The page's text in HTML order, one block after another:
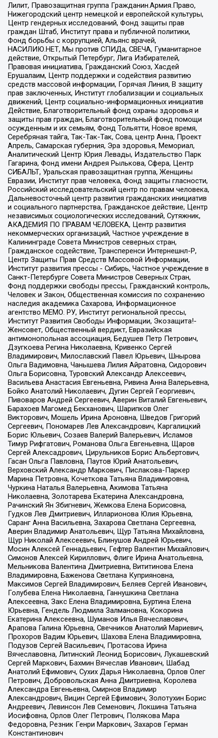
Лилит, Правозащитная группа Гражданин.Армия.Право,
Нижегородский центр немецкой и европейской культуры,
Центр гендерных исследований, Фонд защиты прав
граждан Штаб, Институт права и публичной политики,
Фонд борьбы с коррупцией, Альянс врачей,
НАСИЛИЮ.НЕТ, Мы против СПИДа, СВЕЧА, Гуманитарное
действие, Открытый Петербург, Лига Избирателей,
Правовая инициатива, Гражданский Союз, Хасдей
Ерушалаим, Центр поддержки и содействия развитию
средств массовой информации, Горячая Линия, В защиту
прав заключенных, Институт глобализации и социальных
движений, Центр социально-информационных инициатив
Действие, Благотворительный фонд охраны здоровья и
защиты прав граждан, Благотворительный фонд помощи
осужденным и их семьям, Фонд Тольятти, Новое время,
Серебряная тайга, Так-Так-Так, Сова, центр Анна, Проект
Апрель, Самарская губерния, Эра здоровья, Мемориал,
Аналитический Центр Юрия Левады, Издательство Парк
Гагарина, Фонд имени Андрея Рылькова, Сфера, Центр
СИБАЛЬТ, Уральская правозащитная группа, Женщины
Евразии, Институт прав человека, Фонд защиты гласности,
Российский исследовательский центр по правам человека,
Дальневосточный центр развития гражданских инициатив
и социального партнерства, Гражданское действие, Центр
независимых социологических исследований, Сутяжник,
АКАДЕМИЯ ПО ПРАВАМ ЧЕЛОВЕКА, Центр развития
некоммерческих организаций, Частное учреждение в
Калининграде Совета Министров северных стран,
Гражданское содействие, Трансперенси Интернешнл-Р,
Центр Защиты Прав Средств Массовой Информации,
Институт развития прессы - Сибирь, Частное учреждение в
Санкт-Петербурге Совета Министров Северных Стран,
Фонд поддержки свободы прессы, Гражданский контроль,
Человек и Закон, Общественная комиссия по сохранению
наследия академика Сахарова, Информационное
агентство МЕМО. РУ, Институт региональной прессы,
Институт Развития Свободы Информации, Экозащита!-
Женсовет, Общественный вердикт, Евразийская
антимонопольная ассоциация, Бедушев Петр Петрович,
Дзугкоева Регина Николаевна, Кривенко Сергей
Владимирович, Милославский Павел Юрьевич, Шнырова
Ольга Вадимовна, Чанышева Лилия Айратовна, Сидорович
Ольга Борисовна, Туровский Александр Алексеевич,
Васильева Анастасия Евгеньевна, Ривина Анна Валерьевна,
Бойко Анатолий Николаевич, Дугин Сергей Георгиевич,
Пивоваров Андрей Сергеевич, Аверин Виталий Евгеньевич,
Барахоев Магомед Бекханович, Шарипков Олег
Викторович, Мошель Ирина Ароновна, Шведов Григорий
Сергеевич, Пономарев Лев Александрович, Каргалицкий
Борис Юльевич, Созаев Валерий Валерьевич, Исламов
Тимур Рифгатович, Романова Ольга Евгеньевна, Щаров
Сергей Алексадрович, Цирульников Борис Альбертович,
Гасан Ольга Павловна, Паутов Юрий Анатольевич,
Верховский Александр Маркович, Пислакова-Паркер
Марина Петровна, Кочеткова Татьяна Владимировна,
Чуркина Наталья Валерьевна, Акимова Татьяна
Николаевна, Золотарева Екатерина Александровна,
Рачинский Ян Збигневич, Жемкова Елена Борисовна,
Гудков Лев Дмитриевич, Илларионова Юлия Юрьевна,
Саранг Анна Васильевна, Захарова Светлана Сергеевна,
Аверин Владимир Анатольевич, Щур Татьяна Михайловна,
Щур Николай Алексеевич, Блинушов Андрей Юрьевич,
Мосин Алексей Геннадьевич, Гефтер Валентин Михайлович,
Симонов Алексей Кириллович, Флиге Ирина Анатольевна,
Мельникова Валентина Дмитриевна, Вититинова Елена
Владимировна, Баженова Светлана Куприяновна,
Максимов Сергей Владимирович, Беляев Сергей Иванович,
Голубева Елена Николаевна, Ганнушкина Светлана
Алексеевна, Закс Елена Владимировна, Буртина Елена
Юрьевна, Гендель Людмила Залмановна, Кокорина
Екатерина Алексеевна, Шуманов Илья Вячеславович,
Арапова Галина Юрьевна, Свечников Анатолий Мариевич,
Прохоров Вадим Юрьевич, Шахова Елена Владимировна,
Подузов Сергей Васильевич, Протасова Ирина
Вячеславовна, Литинский Леонид Борисович, Лукашевский
Сергей Маркович, Бахмин Вячеслав Иванович, Шабад
Анатолий Ефимович, Сухих Дарья Николаевна, Орлов Олег
Петрович, Добровольская Анна Дмитриевна, Королева
Александра Евгеньевна, Смирнов Владимир
Александрович, Вицин Сергей Ефимович, Золотухин Борис
Андреевич, Левинсон Лев Семенович, Локшина Татьяна
Иосифовна, Орлов Олег Петрович, Полякова Мара
Федоровна, Резник Генри Маркович, Захаров Герман
Константинович